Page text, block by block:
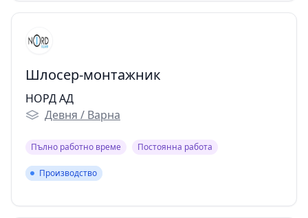
Шлосер-монтажник
НОРД АД
Девня / Варна
Пълно работно време Постоянна работа
Производство
Производство